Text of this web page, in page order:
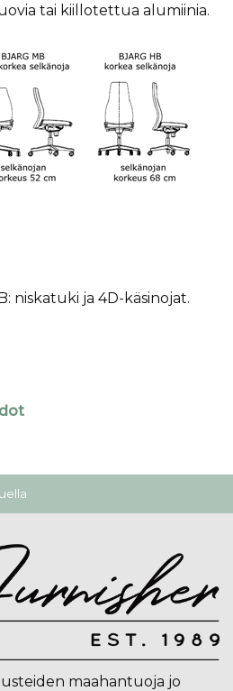
tai kiillotettua alumiinia.
niskatuki ja 4D-käsinojat.
maahantuoja jo